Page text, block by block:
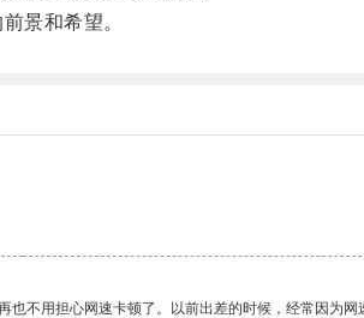
景和希望。
不用担心网速卡顿了。以前出差的时候，经常因为